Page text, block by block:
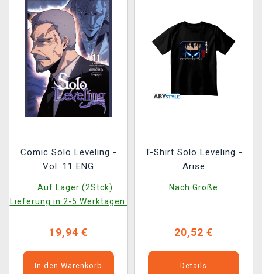
Comic Solo Leveling -
Vol. 11 ENG
Auf Lager (2Stck)
Lieferung in 2-5 Werktagen.
19,94 €
In den Warenkorb
T-Shirt Solo Leveling -
Arise
Nach Größe
20,52 €
Details